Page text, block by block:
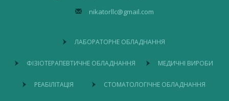
nikatorllc@gmail.com
ЛАБОРАТОРНЕ ОБЛАДНАННЯ
ФІЗІОТЕРАПЕВТИЧНЕ ОБЛАДНАННЯ МЕДИЧНІ ВИРОБИ
РЕАБІЛІТАЦІЯ СТОМАТОЛОГІЧНЕ ОБЛАДНАННЯ